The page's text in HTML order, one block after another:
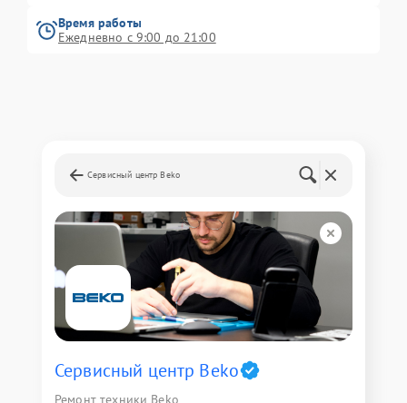
Время работы
Ежедневно с 9:00 до 21:00
Сервисный центр Beko
Сервисный центр Beko
Ремонт техники Beko